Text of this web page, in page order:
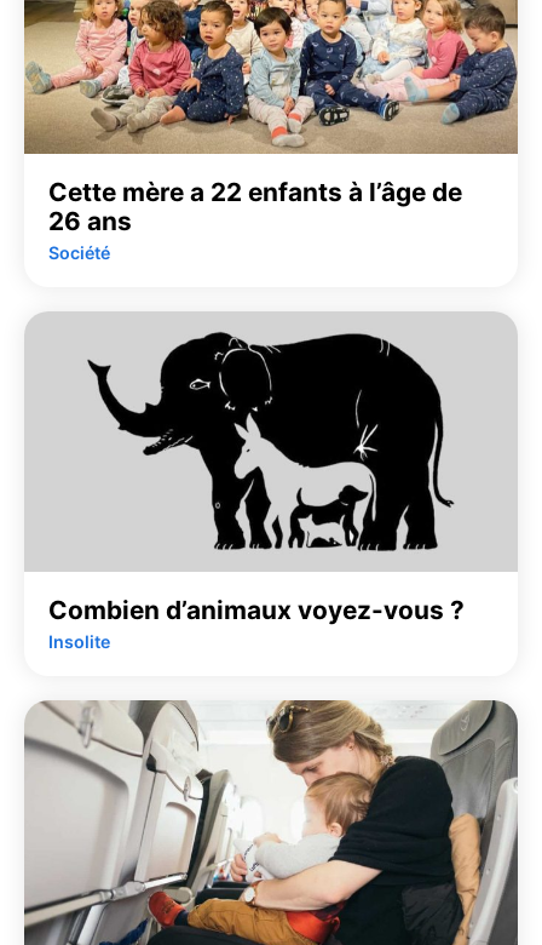
Cette mère a 22 enfants à l’âge de
26 ans
Société
Combien d’animaux voyez-vous ?
Insolite